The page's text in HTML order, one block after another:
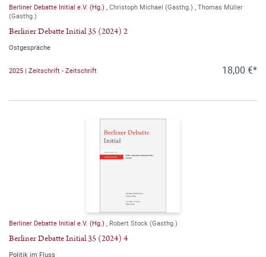
Berliner Debatte Initial e.V. (Hg.) , Christoph Michael (Gasthg.) , Thomas Müller
(Gasthg.)
Berliner Debatte Initial 35 (2024) 2
Ostgespräche
2025 | Zeitschrift - Zeitschrift 18,00 €*
Berliner Debatte Initial e.V. (Hg.) , Robert Stock (Gasthg.)
Berliner Debatte Initial 35 (2024) 4
Politik im Fluss